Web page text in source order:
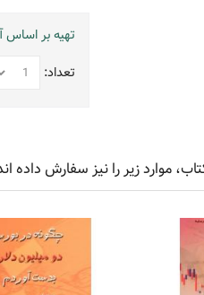
تهیه بر اساس
تعداد:
موارد زیر را نیز سفارش داده